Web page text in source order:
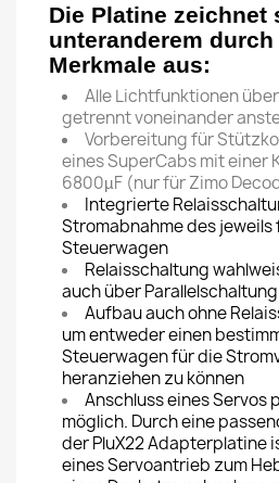
Die Platine zeichnet
unteranderem
Merkmale aus:
Alle Lichtfunktionen
getrennt voneinander
Vorbereitung für
eines SuperCabs mit einer
6800µF (nur für Zimo
Integrierte
Stromabnahme des
Steuerwagen
Relaisschaltung
auch über
Aufbau auch ohne
um entweder einen
Steuerwagen für die
heranziehen zu können
Anschluss eines Servos
möglich. Durch eine
der PluX22 Adapterplatine
eines Servoantrieb zum